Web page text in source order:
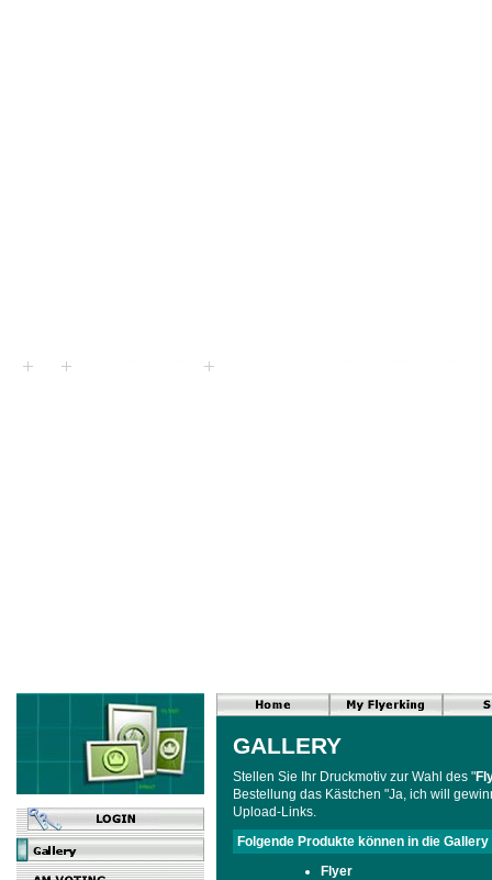
GALLERY
Stellen Sie Ihr Druckmotiv zur Wahl des "
Bestellung das Kästchen "Ja, ich will
Upload-Links.
Folgende Produkte können in die
Flyer